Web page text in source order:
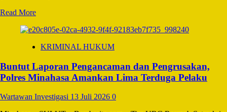
Read MoreRead
about
Resmob
Minahasa
Amankan
Empat
Terduga
Penganiayaan
KRIMINAL HUKUM
Buntut Laporan Pengancaman dan Pengrusakan,
Polres Minahasa Amankan Lima Terduga Pelaku
Wartawan Investigasi 13 Juli 2026 0